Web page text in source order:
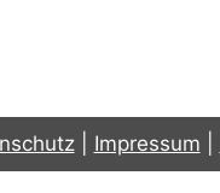
| Impressum